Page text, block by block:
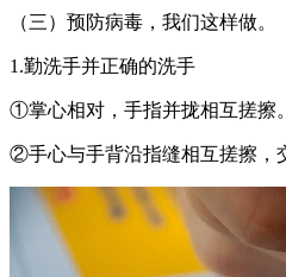
（三）预防病毒，我们这样做。
1.勤洗手并正确的洗手
①掌心相对，手指并拢相互搓擦。
②手心与手背沿指缝相互搓擦，